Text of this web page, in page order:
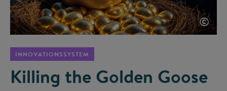
©
INNOVATIONSSYSTEM
Killing the Golden Goose